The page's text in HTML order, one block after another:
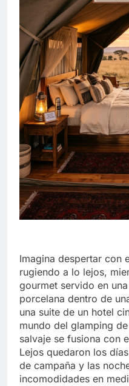
Imagina despertar con
rugiendo a lo lejos,
gourmet servido en
porcelana dentro de
una suite de un hotel
mundo del glamping
salvaje se fusiona con
Lejos quedaron los
de campaña y las
incomodidades en